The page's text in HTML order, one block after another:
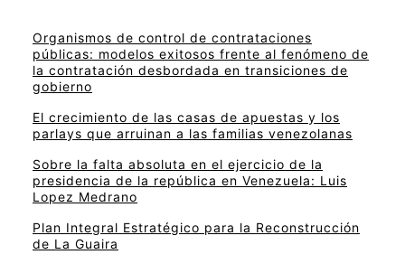
Organismos de control de contrataciones
públicas: modelos exitosos frente al fenómeno de
la contratación desbordada en transiciones de
gobierno
El crecimiento de las casas de apuestas y los
parlays que arruinan a las familias venezolanas
Sobre la falta absoluta en el ejercicio de la
presidencia de la república en Venezuela: Luis
Lopez Medrano
Plan Integral Estratégico para la Reconstrucción
de La Guaira